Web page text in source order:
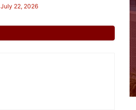
July 22, 2026